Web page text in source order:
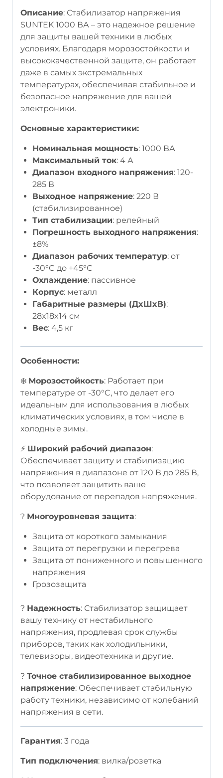
Описание: Стабилизатор напряжения
SUNTEK 1000 ВА – это надежное решение
для защиты вашей техники в любых
условиях. Благодаря морозостойкости и
высококачественной защите, он работает
даже в самых экстремальных
температурах, обеспечивая стабильное и
безопасное напряжение для вашей
электроники.
Основные характеристики:
Номинальная мощность: 1000 ВА
Максимальный ток: 4 А
Диапазон входного напряжения: 120-
285 В
Выходное напряжение: 220 В
(стабилизированное)
Тип стабилизации: релейный
Погрешность выходного напряжения:
±8%
Диапазон рабочих температур: от
-30°C до +45°C
Охлаждение: пассивное
Корпус: металл
Габаритные размеры (ДxШxВ):
28x18x14 см
Вес: 4,5 кг
Особенности:
❄️ Морозостойкость: Работает при
температуре от -30°C, что делает его
идеальным для использования в любых
климатических условиях, в том числе в
холодные зимы.
⚡ Широкий рабочий диапазон:
Обеспечивает защиту и стабилизацию
напряжения в диапазоне от 120 В до 285 В,
что позволяет защитить ваше
оборудование от перепадов напряжения.
? Многоуровневая защита:
Защита от короткого замыкания
Защита от перегрузки и перегрева
Защита от пониженного и повышенного
напряжения
Грозозащита
? Надежность: Стабилизатор защищает
вашу технику от нестабильного
напряжения, продлевая срок службы
приборов, таких как холодильники,
телевизоры, видеотехника и другие.
? Точное стабилизированное выходное
напряжение: Обеспечивает стабильную
работу техники, независимо от колебаний
напряжения в сети.
Гарантия: 3 года
Тип подключения: вилка/розетка